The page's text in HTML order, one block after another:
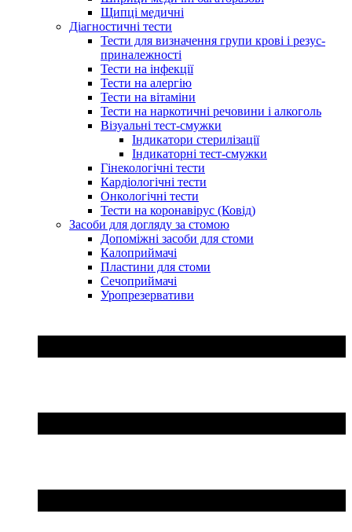
Щипці медичні
Діагностичні тести
Тести для визначення групи крові і резус-
приналежності
Тести на інфекції
Тести на алергію
Тести на вітаміни
Тести на наркотичні речовини і алкоголь
Візуальні тест-смужки
Індикатори стерилізації
Індикаторні тест-смужки
Гінекологічні тести
Кардіологічні тести
Онкологічні тести
Тести на коронавірус (Ковід)
Засоби для догляду за стомою
Допоміжні засоби для стоми
Калоприймачі
Пластини для стоми
Сечоприймачі
Уропрезервативи